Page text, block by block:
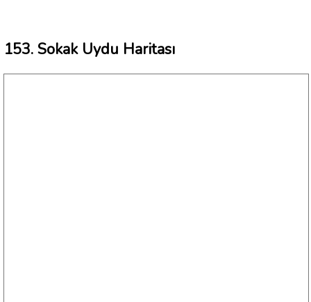
153. Sokak Uydu Haritası